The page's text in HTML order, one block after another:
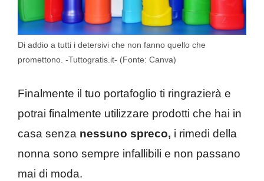
Di addio a tutti i detersivi che non fanno quello che
promettono. -Tuttogratis.it- (Fonte: Canva)
Finalmente il tuo portafoglio ti ringrazierà e
potrai finalmente utilizzare prodotti che hai in
casa senza nessuno spreco, i rimedi della
nonna sono sempre infallibili e non passano
mai di moda.